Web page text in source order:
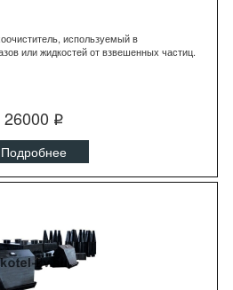
используемый в
или жидкостей от взвешенных частиц.
26000 q
Подробнее